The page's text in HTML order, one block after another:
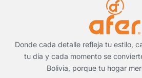
Donde cada detalle refleja tu estilo,
tu día y cada momento se
Bolivia, porque tu hogar